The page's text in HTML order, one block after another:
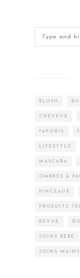
BLUSH
CHEVEUX
FAVORIS
LIFESTYLE
MASCARA
OMBRES À
PINCEAUX
PRODUITS
REVUE
SOINS BÉBÉ
SOINS MAINS